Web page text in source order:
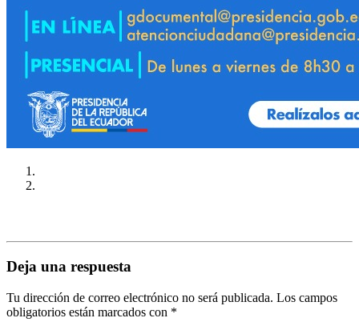
Deja una respuesta
Tu dirección de correo electrónico no será publicada. Los campos
obligatorios están marcados con *